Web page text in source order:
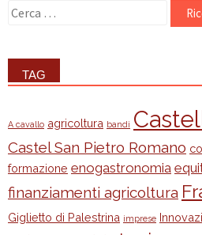
Ricerca
TAG
A cavallo agricoltura bandi
Castel San Pietro Romano
formazione enogastronomia
finanziamenti agricoltura
Giglietto di Palestrina imprese